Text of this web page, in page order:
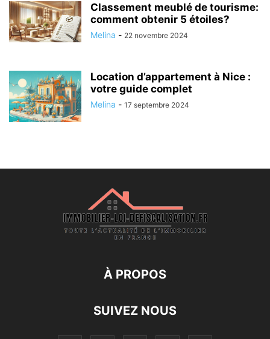
Classement meublé de tourisme:
comment obtenir 5 étoiles?
Melina - 22 novembre 2024
Location d’appartement à Nice :
votre guide complet
Melina - 17 septembre 2024
À PROPOS
SUIVEZ NOUS